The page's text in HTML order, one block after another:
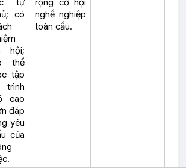
tự
có
hội;
thể
tập
cao
đáp
yêu
của
rộng cơ hội
nghề nghiệp
toàn cầu.